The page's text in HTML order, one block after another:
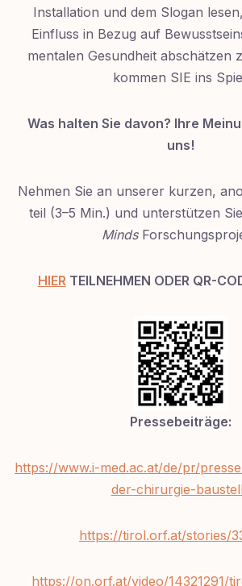
Installation und dem Slogan
Einfluss in Bezug auf
mentalen Gesundheit abschätzen
kommen SIE ins
Was halten Sie davon? Ihre
uns!
Nehmen Sie an unserer kurzen,
teil (3–5 Min.) und unterstützen
Minds
HIERTEILNEHMEN ODER QR-
Pressebeiträge:
https://www.i-med.ac.at/de/pr/
der-chirurgie-
https://tirol.orf.at/stories/
https://on.orf.at/video/14321291/